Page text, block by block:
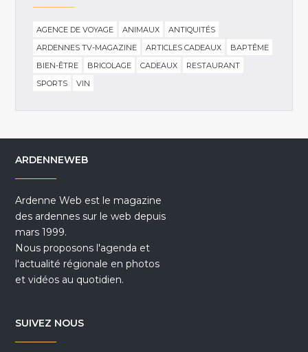
AGENCE DE VOYAGE ANIMAUX
ANTIQUITÉS
ARDENNES TV-MAGAZINE
ARTICLES CADEAUX
BAPTÊME
BIEN-ÊTRE
BRICOLAGE CADEAUX
RESTAURANT
SPORTS
VIN
ARDENNEWEB
Ardenne Web est le magazine
des ardennes sur le web depuis
mars 1999.
Nous proposons l'agenda et
l'actualité régionale en photos
et vidéos au quotidien.
SUIVEZ NOUS